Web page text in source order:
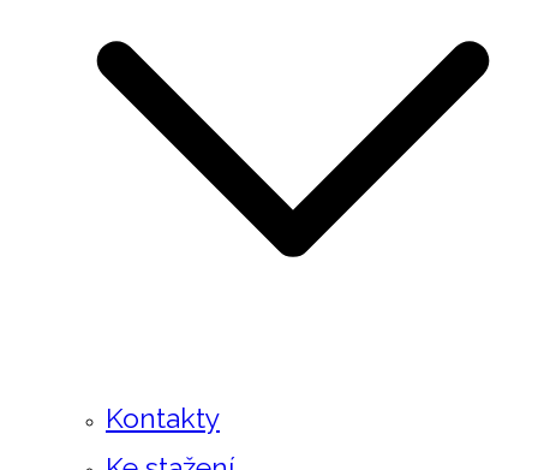
Kontakty